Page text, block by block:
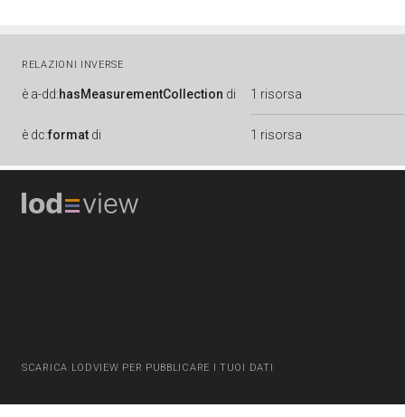
RELAZIONI INVERSE
è a-dd:hasMeasurementCollection di 1 risorsa
è dc:format di 1 risorsa
SCARICA LODVIEW PER PUBBLICARE I TUOI DATI